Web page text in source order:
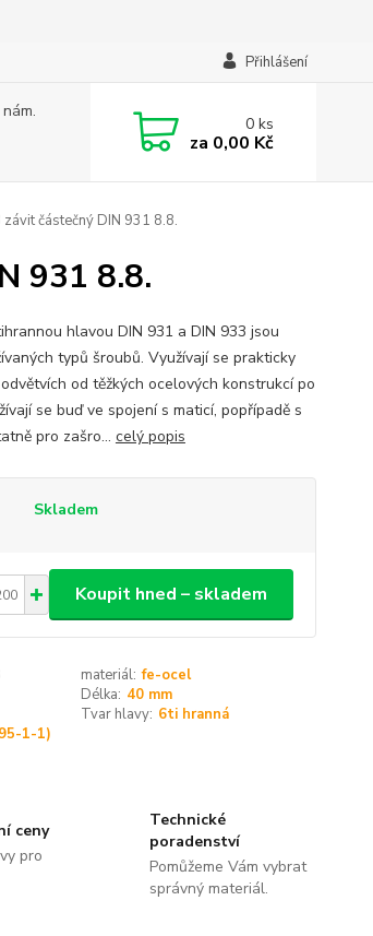
Přihlášení
0ks
za 0,00 Kč
částečný DIN 931 8.8.
931 8.8.
hlavou DIN 931 a DIN 933 jsou
typů šroubů. Využívají se prakticky
od těžkých ocelových konstrukcí po
se buď ve spojení s maticí, popřípadě s
pro zašro... celý popis
Skladem
Koupit hned – skladem
materiál: fe-ocel
Délka: 40 mm
Tvar hlavy: 6ti hranná
1-1)
ceny
pro
Technické
poradenství
Pomůžeme Vám vybrat
správný materiál.